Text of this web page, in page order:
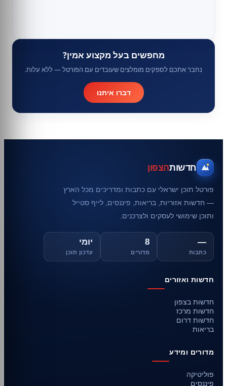
מחפשים בעל מקצוע אמין?
נחבר אתכם לספקים מומלצים שעובדים עם הפורטל — ללא עלות.
דברו איתנו
חדשותהצפון
פורטל תוכן ישראלי עם כתבות ומדריכים מכל הארץ
— חדשות אזוריות, בריאות, פיננסים, לייף סטייל
ותוכן שימושי לעסקים ולצרכנים.
—
כתבות
8
מדורים
יומי
עדכון תוכן
חדשות ואזורים
חדשות בצפון
חדשות מרכז
חדשות דרום
בריאות
מדורים ומידע
פוליטיקה
פיננסים